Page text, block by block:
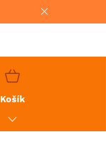
NÁKUPNÝ
Košík